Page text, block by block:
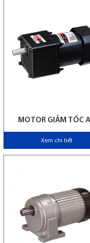
MOTOR GIẢM TỐC
Xem chi tiết